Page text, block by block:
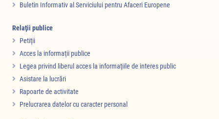
Buletin Informativ al Serviciului pentru Afaceri Europene
Relaţii publice
Petiţii
Acces la informaţii publice
Legea privind liberul acces la informaţiile de interes public
Asistare la lucrări
Rapoarte de activitate
Prelucrarea datelor cu caracter personal